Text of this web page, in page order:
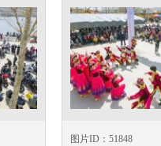
图片ID：51848